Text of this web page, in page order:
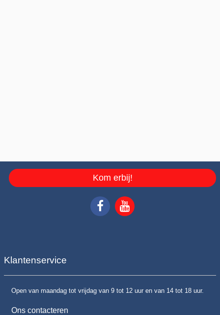
Kom erbij!
Klantenservice
Open van maandag tot vrijdag van 9 tot 12 uur en van 14 tot 18 uur.
Ons contacteren